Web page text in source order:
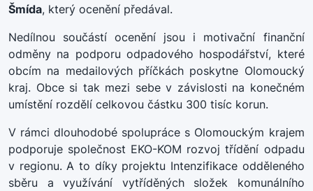
Šmída, který ocenění předával.
Nedílnou součástí ocenění jsou i motivační finanční
odměny na podporu odpadového hospodářství, které
obcím na medailových příčkách poskytne Olomoucký
kraj. Obce si tak mezi sebe v závislosti na konečném
umístění rozdělí celkovou částku 300 tisíc korun.
V rámci dlouhodobé spolupráce s Olomouckým krajem
podporuje společnost EKO-KOM rozvoj třídění odpadu
v regionu. A to díky projektu Intenzifikace odděleného
sběru a využívání vytříděných složek komunálního